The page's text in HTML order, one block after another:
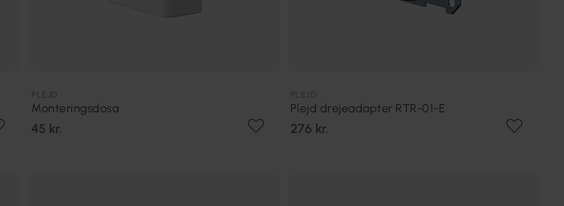
Monteringsdosa
45 kr.
Plejd drejeadapter RTR-01-E
276 kr.